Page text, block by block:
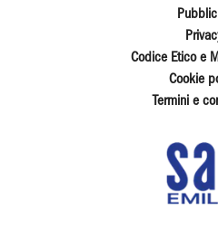
Codice Etico e
Cookie
Termini e